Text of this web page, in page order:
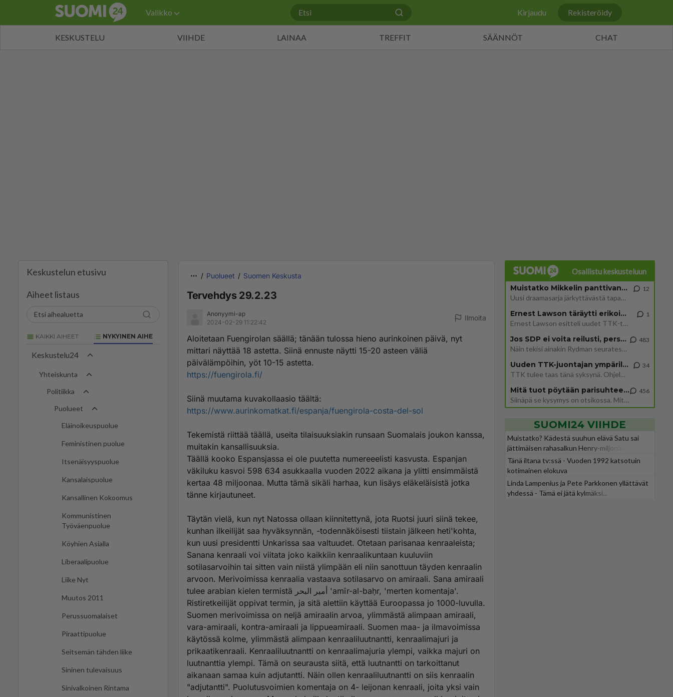
Valikko Kirjaudu Rekisteröidy
KESKUSTELU VIIHDE LAINAA TREFFIT SÄÄNNÖT CHAT
Keskustelun etusivu
Aiheet listaus
KAIKKI AIHEET NYKYINEN AIHE
Keskustelu24
Yhteiskunta
Politiikka
Puolueet
Eläinoikeuspuolue
Feministinen puolue
Itsenäisyyspuolue
Kansalaispuolue
Kansallinen Kokoomus
Kommunistinen
Työväenpuolue
Köyhien Asialla
Liberaalipuolue
Liike Nyt
Muutos 2011
Perussuomalaiset
Piraattipuolue
Seitsemän tähden liike
Sininen tulevaisuus
Sinivalkoinen Rintama
Puolueet Suomen Keskusta
Tervehdys 29.2.23
Anonyymi-ap
2024-02-29 11:22:42
Ilmoita
Aloitetaan Fuengirolan säällä; tänään tulossa hieno aurinkoinen päivä, nyt
mittari näyttää 18 astetta. Siinä ennuste näytti 15-20 asteen väliä
päivälämpöihin, yöt 10-15 astetta.
https://fuengirola.fi/
Siinä muutama kuvakollaasio täältä:
https://www.aurinkomatkat.fi/espanja/fuengirola-costa-del-sol
Tekemistä riittää täällä, useita tilaisuuksiakin runsaan Suomalais joukon kanssa,
muitakin kansallisuuksia.
Täällä kooko Espansjassa ei ole puutetta numereeelisti kasvusta. Espanjan
väkiluku kasvoi 598 634 asukkaalla vuoden 2022 aikana ja ylitti ensimmäistä
kertaa 48 miljoonaa. Mutta tämä sikäli harhaa, kun lisäys eläkeläisistä jotka
tänne kirjautuneet.
Täytän vielä, kun nyt Natossa ollaan kiinnitettynä, jota Ruotsi juuri siinä tekee,
kunhan ilkeilijät saa hyväksynnän, -todennäköisesti tiistain jälkeen heti'kohta,
kun uusi presidentti Unkarissa saa valtuudet. Otetaan parisanaa kenraaleista;
Sanana kenraali voi viitata joko kaikkiin kenraalikuntaan kuuluviin
sotilasarvoihin tai sitten vain niistä ylimpään eli niin sanottuun täyden kenraalin
arvoon. Merivoimissa kenraalia vastaava sotilasarvo on amiraali. Sana amiraali
tulee arabian kielen termistä أمير البحر 'amīr-al-baḥr, 'merten komentaja'.
Ristiretkeilijät oppivat termin, ja sitä alettiin käyttää Euroopassa jo 1000-luvulla.
Suomen merivoimissa on neljä amiraalin arvoa, ylimmästä alimpaan amiraali,
vara-amiraali, kontra-amiraali ja lippueamiraali. Suomen maa- ja ilmavoimissa
käytössä kolme, ylimmästä alimpaan kenraaliluutnantti, kenraalimajuri ja
prikaatikenraali. Kenraaliluutnantti on kenraalimajuria ylempi, vaikka majuri on
luutnanttia ylempi. Tämä on seurausta siitä, että luutnantti on tarkoittanut
aikanaan samaa kuin adjutantti. Näin ollen kenraaliluutnantti on siis kenraalin
"adjutantti". Puolutusvoimien komentaja on 4- leijonan kenraali, joita yksi vain
Osallistu keskusteluun
Muistatko Mikkelin panttivankidraaman?
Uusi draamasarja järkyttävästä tapauksesta on tulossa. Tositapahtumiin perustuva sarja ammentaa vuoden 1986 Mikkelin pan
12
Ernest Lawson täräytti erikoisen heiton TTK-lehdistötilaisuudessa: " Onko tässä tarkoituksena...?"
Ernest Lawson esitteli uudet TTK-tähtioppilaat ja opettajat torstaina 6.8. lehdistölle. Tulevalla kaudella on yksi hausk
1
Jos SDP ei voita reilusti, persut kumoavat demokratian Suomesta
Näin tekisi ainakin Rydman seuratessaan idolinsa Trumpin mallia https://www.is.fi/politiikka/art-2000012187244.html
483
Uuden TTK-juontajan ympärillä epätietoisuus sakenee - Nyt MTV hämmentää soppaa
TTK tulee taas tänä syksynä. Ohjelman uudet tähtioppilaat julkistetaan torstaina 6. elokuuta klo 14 alkavassa lehdistö
34
Mitä tuot pöytään parisuhteessa?
Siinäpä se kysymys on otsikossa. Mitäpä siis tuot/toisit pöytään parisuhteessa? Oletko mies vai nainen? Koetko sen mitä
456
SUOMI24 VIIHDE
Muistatko? Kädestä suuhun elävä Satu sai
jättimäisen rahasalkun Henry-miljonääriltä
Tänä iltana tv:ssä - Vuoden 1992 katsotuin
kotimainen elokuva
Linda Lampenius ja Pete Parkkonen yllättävät
yhdessä - Tämä ei jätä kylmäksi...